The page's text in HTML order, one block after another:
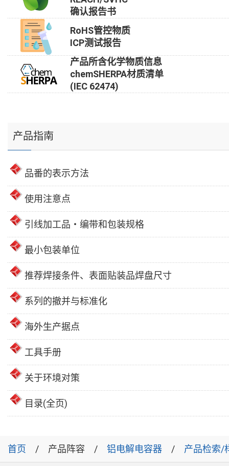
确认报告书
RoHS管控物质
ICP测试报告
产品所含化学物质信息
chemSHERPA材质清单
(IEC 62474)
产品指南
品番的表示方法
使用注意点
引线加工品・编带和包装规格
最小包装单位
推荐焊接条件、表面贴装品焊盘尺寸
系列的撤并与标准化
海外生产据点
工具手册
关于环境对策
目录(全页)
首页 产品阵容 铝电解电容器 产品检索/